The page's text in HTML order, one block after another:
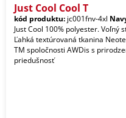
Just Cool Cool T
kód produktu: jc001fnv-4xl
Just Cool 100% polyester. Voľný
Ľahká textúrovaná tkanina
TM spoločnosti AWDis s
priedušnosť